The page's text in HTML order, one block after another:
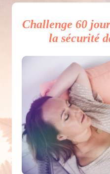
Challenge 60
la sécurité